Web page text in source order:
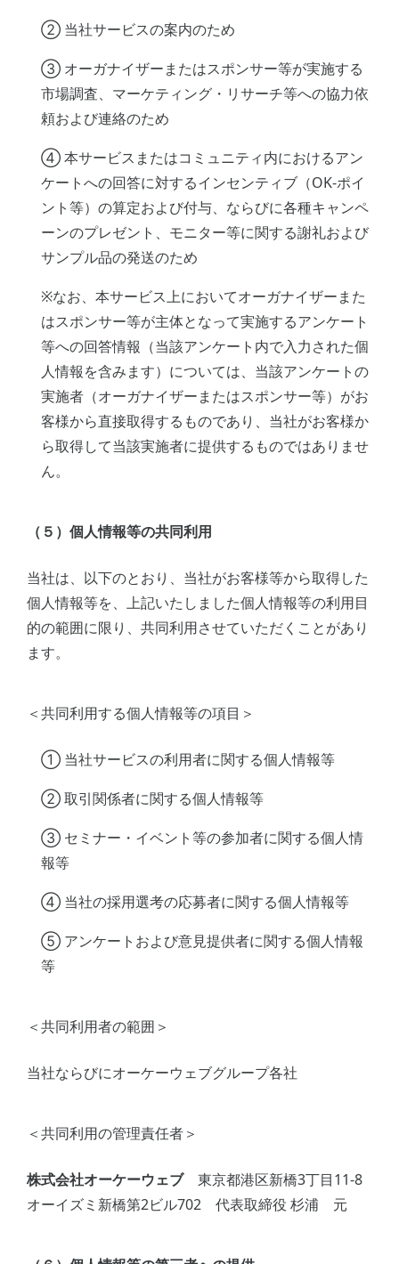
② 当社サービスの案内のため
③ オーガナイザーまたはスポンサー等が実施する
市場調査、マーケティング・リサーチ等への協力依
頼および連絡のため
④ 本サービスまたはコミュニティ内におけるアン
ケートへの回答に対するインセンティブ（OK-ポイ
ント等）の算定および付与、ならびに各種キャンペ
ーンのプレゼント、モニター等に関する謝礼および
サンプル品の発送のため
※なお、本サービス上においてオーガナイザーまた
はスポンサー等が主体となって実施するアンケート
等への回答情報（当該アンケート内で入力された個
人情報を含みます）については、当該アンケートの
実施者（オーガナイザーまたはスポンサー等）がお
客様から直接取得するものであり、当社がお客様か
ら取得して当該実施者に提供するものではありませ
ん。
（５）個人情報等の共同利用
当社は、以下のとおり、当社がお客様等から取得した
個人情報等を、上記いたしました個人情報等の利用目
的の範囲に限り、共同利用させていただくことがあり
ます。
＜共同利用する個人情報等の項目＞
① 当社サービスの利用者に関する個人情報等
② 取引関係者に関する個人情報等
③ セミナー・イベント等の参加者に関する個人情
報等
④ 当社の採用選考の応募者に関する個人情報等
⑤ アンケートおよび意見提供者に関する個人情報
等
＜共同利用者の範囲＞
当社ならびにオーケーウェブグループ各社
＜共同利用の管理責任者＞
株式会社オーケーウェブ東京都港区新橋3丁目11-8
オーイズミ新橋第2ビル702 代表取締役 杉浦 元